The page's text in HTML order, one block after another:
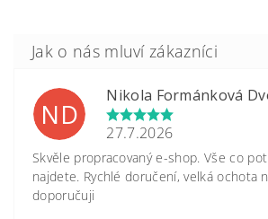
ND
Nikola Formánková
27.7.2026
Skvěle propracovaný e-shop. Vše co
najdete. Rychlé doručení, velká ochota
doporučuji